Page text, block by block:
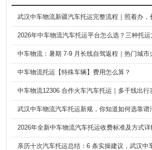
武汉中车物流新疆汽车托运完整流程｜照着办，
2026年中车物流汽车托运平台怎么选？三种托
中车物流托运【特殊车辆】费用怎么算？
武汉中车物流汽车托运新规，你知道如何选靠
2026年全新中车物流汽车托运收费标准及方式详